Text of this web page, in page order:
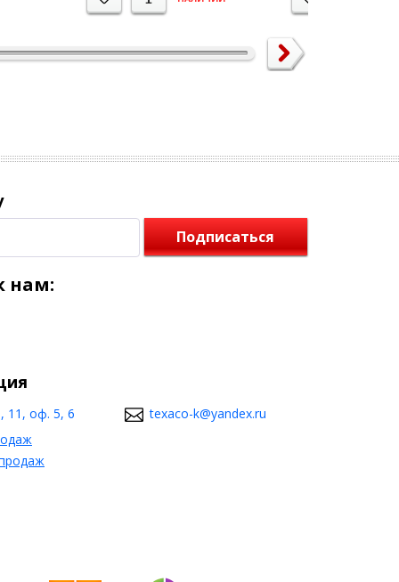
Подписаться
нам:
11, оф. 5, 6
texaco-k@yandex.ru